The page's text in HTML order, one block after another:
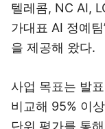
텔레콤, NC AI,
가대표 AI 정예
을 제공해 왔다.
사업 목표는 발
비교해 95% 이
단위 평가를 통